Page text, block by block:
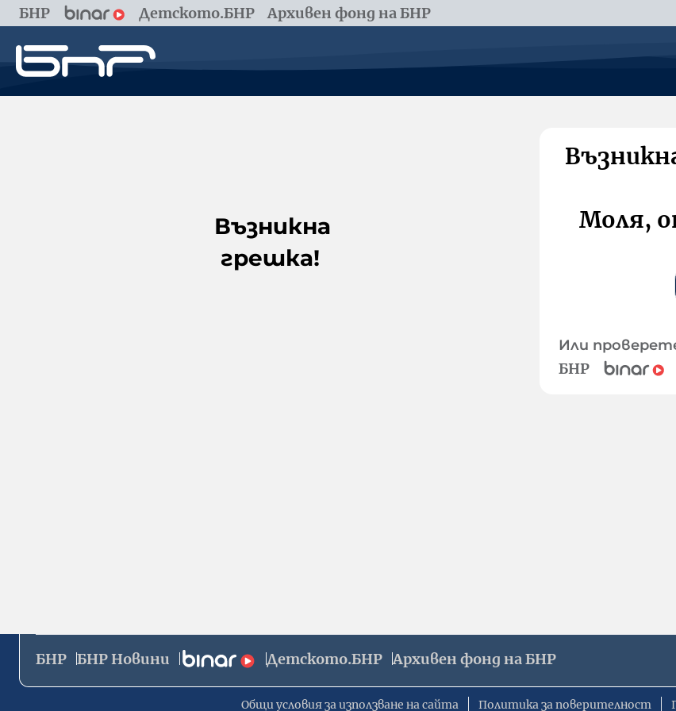
БНР Детското.БНР Архивен фонд на БНР
Възникна
грешка!
Моля,
Или
БНР
БНР БНР Новини Детското.БНР Архивен фонд на БНР
Общи условия за използване на сайта Политика за поверителност